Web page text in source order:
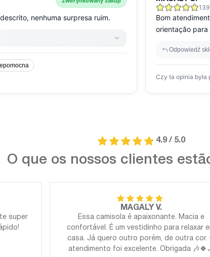
4.9 / 5.0
O que os nossos clientes
super
MAGALY V.
Essa camisola é apaixonante. Macia e
confortável. É um vestidinho para relaxar
casa. Já quero outro porém, de outra cor.
atendimento foi excelente. Obrigada